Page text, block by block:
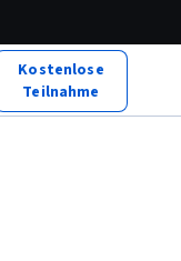
Kostenlose
Teilnahme